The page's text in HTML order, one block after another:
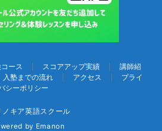
ース スコアアップ実績
講師紹
入塾までの流れ アクセス
プライ
シーポリシー
キア英語スクール
by Emanon